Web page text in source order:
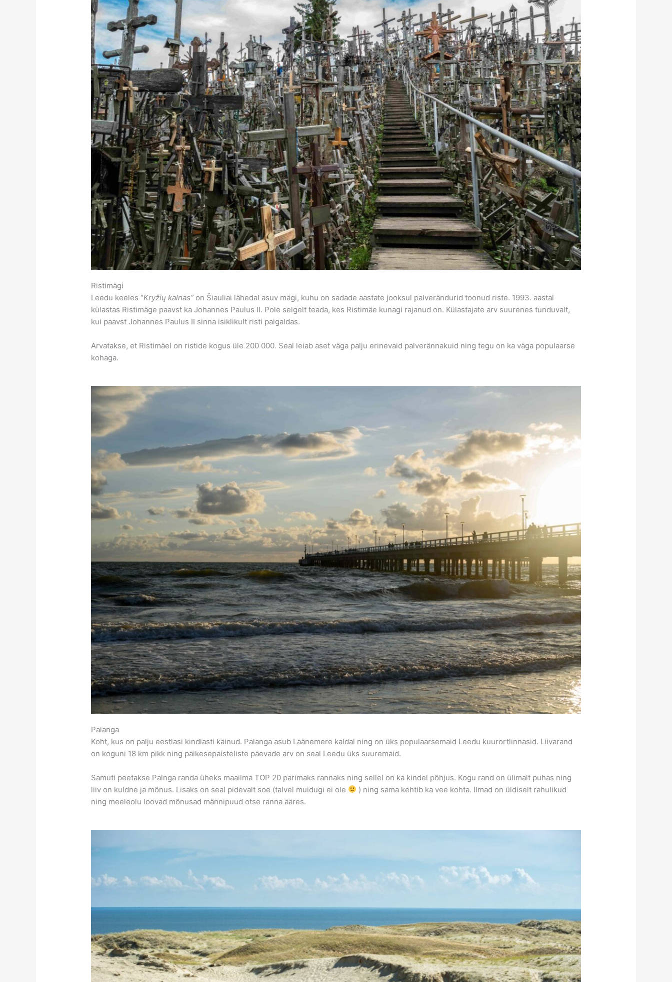
Ristimägi
Leedu keeles “Kryžių kalnas” on Šiauliai lähedal asuv mägi, kuhu on sadade aastate jooksul palverändurid toonud riste. 1993. aastal
külastas Ristimäge paavst ka Johannes Paulus II. Pole selgelt teada, kes Ristimäe kunagi rajanud on. Külastajate arv suurenes tunduvalt,
kui paavst Johannes Paulus II sinna isiklikult risti paigaldas.
Arvatakse, et Ristimäel on ristide kogus üle 200 000. Seal leiab aset väga palju erinevaid palverännakuid ning tegu on ka väga populaarse
kohaga.
Palanga
Koht, kus on palju eestlasi kindlasti käinud. Palanga asub Läänemere kaldal ning on üks populaarsemaid Leedu kuurortlinnasid. Liivarand
on koguni 18 km pikk ning päikesepaisteliste päevade arv on seal Leedu üks suuremaid.
Samuti peetakse Palnga randa üheks maailma TOP 20 parimaks rannaks ning sellel on ka kindel põhjus. Kogu rand on ülimalt puhas ning
liiv on kuldne ja mõnus. Lisaks on seal pidevalt soe (talvel muidugi ei ole
) ning sama kehtib ka vee kohta. Ilmad on üldiselt rahulikud
ning meeleolu loovad mõnusad männipuud otse ranna ääres.